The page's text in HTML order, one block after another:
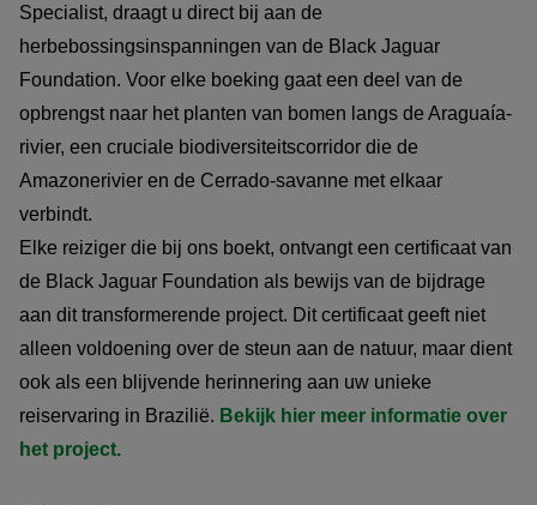
Specialist, draagt u direct bij aan de
herbebossingsinspanningen van de Black Jaguar
Foundation. Voor elke boeking gaat een deel van de
opbrengst naar het planten van bomen langs de Araguaía-
rivier, een cruciale biodiversiteitscorridor die de
Amazonerivier en de Cerrado-savanne met elkaar
verbindt.
Elke reiziger die bij ons boekt, ontvangt een certificaat van
de Black Jaguar Foundation als bewijs van de bijdrage
aan dit transformerende project. Dit certificaat geeft niet
alleen voldoening over de steun aan de natuur, maar dient
ook als een blijvende herinnering aan uw unieke
reiservaring in Brazilië. Bekijk hier meer informatie over
het project.